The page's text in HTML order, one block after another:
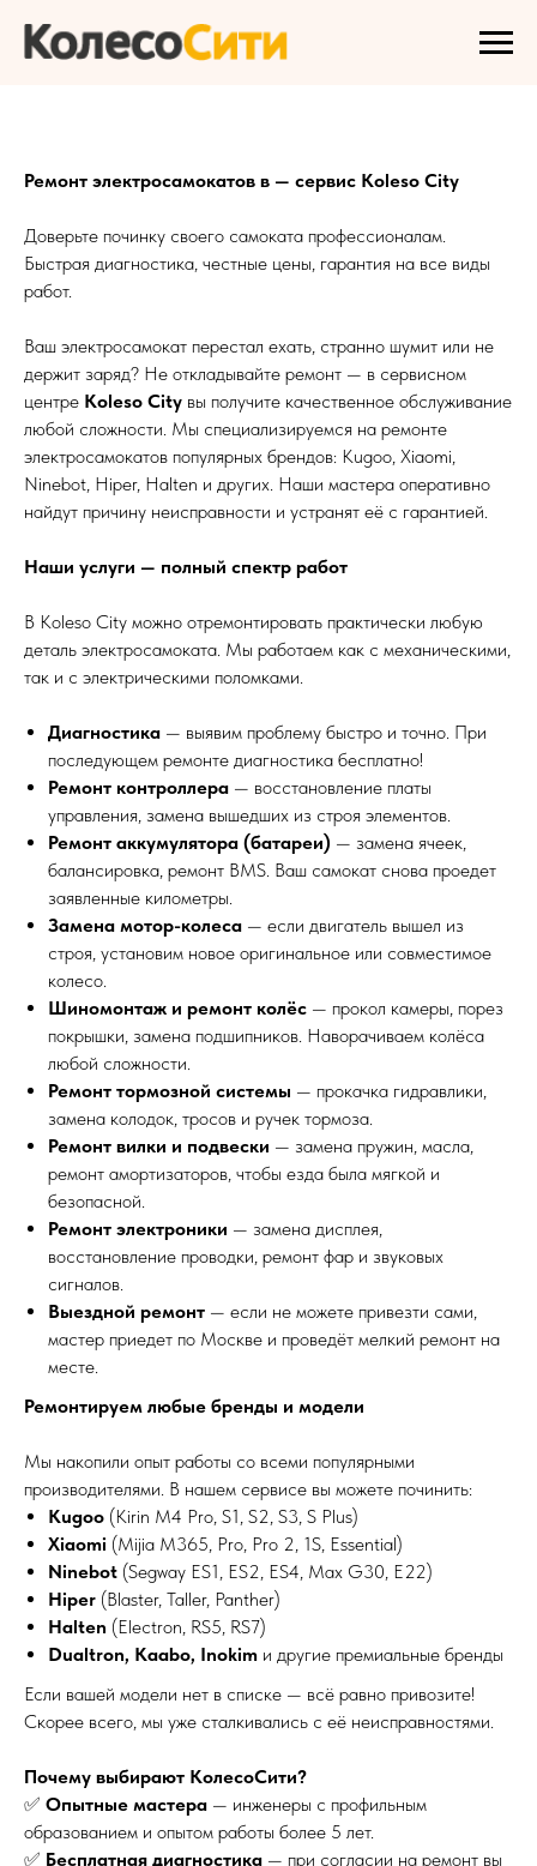
Ремонт электросамокатов в — сервис Koleso City
Доверьте починку своего самоката профессионалам.
Быстрая диагностика, честные цены, гарантия на все виды
работ.
Ваш электросамокат перестал ехать, странно шумит или не
держит заряд? Не откладывайте ремонт — в сервисном
центре Koleso City вы получите качественное обслуживание
любой сложности. Мы специализируемся на ремонте
электросамокатов популярных брендов: Kugoo, Xiaomi,
Ninebot, Hiper, Halten и других. Наши мастера оперативно
найдут причину неисправности и устранят её с гарантией.
Наши услуги — полный спектр работ
В Koleso City можно отремонтировать практически любую
деталь электросамоката. Мы работаем как с механическими,
так и с электрическими поломками.
Диагностика — выявим проблему быстро и точно. При
последующем ремонте диагностика бесплатно!
Ремонт контроллера — восстановление платы
управления, замена вышедших из строя элементов.
Ремонт аккумулятора (батареи) — замена ячеек,
балансировка, ремонт BMS. Ваш самокат снова проедет
заявленные километры.
Замена мотор-колеса — если двигатель вышел из
строя, установим новое оригинальное или совместимое
колесо.
Шиномонтаж и ремонт колёс — прокол камеры, порез
покрышки, замена подшипников. Наворачиваем колёса
любой сложности.
Ремонт тормозной системы — прокачка гидравлики,
замена колодок, тросов и ручек тормоза.
Ремонт вилки и подвески — замена пружин, масла,
ремонт амортизаторов, чтобы езда была мягкой и
безопасной.
Ремонт электроники — замена дисплея,
восстановление проводки, ремонт фар и звуковых
сигналов.
Выездной ремонт — если не можете привезти сами,
мастер приедет по Москве и проведёт мелкий ремонт на
месте.
Ремонтируем любые бренды и модели
Мы накопили опыт работы со всеми популярными
производителями. В нашем сервисе вы можете починить:
Kugoo (Kirin M4 Pro, S1, S2, S3, S Plus)
Xiaomi (Mijia M365, Pro, Pro 2, 1S, Essential)
Ninebot (Segway ES1, ES2, ES4, Max G30, E22)
Hiper (Blaster, Taller, Panther)
Halten (Electron, RS5, RS7)
Dualtron, Kaabo, Inokim и другие премиальные бренды
Если вашей модели нет в списке — всё равно привозите!
Скорее всего, мы уже сталкивались с её неисправностями.
Почему выбирают КолесоСити?
✅ Опытные мастера — инженеры с профильным
образованием и опытом работы более 5 лет.
✅ Бесплатная диагностика — при согласии на ремонт вы